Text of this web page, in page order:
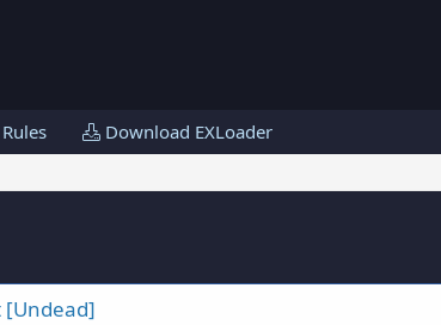
Download EXLoader
[Undead]